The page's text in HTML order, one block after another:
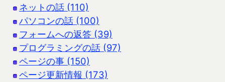
ネットの話 (110)
パソコンの話 (100)
フォームへの返答 (39)
プログラミングの話 (97)
ページの事 (150)
ページ更新情報 (173)